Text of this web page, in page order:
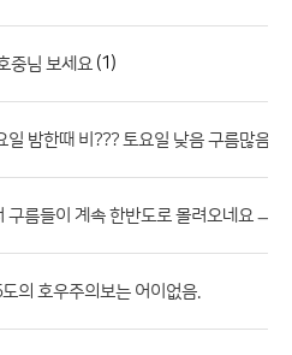
중님 보세요 (1)
일 밤한때 비??? 토요일 낮음 구름많음
구름들이 계속 한반도로 몰려오네요 ㅡ,,ㅡ
의 호우주의보는 어이없음.